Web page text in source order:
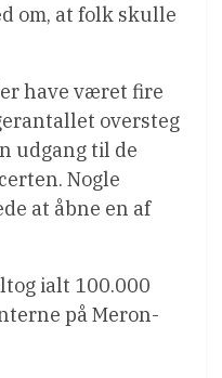
om, at folk skulle
have været fire
oversteg
udgang til de
Nogle
at åbne en af
ialt 100.000
på Meron-